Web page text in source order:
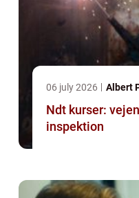
06 july 2026 Albert
Ndt kurser:
inspektion